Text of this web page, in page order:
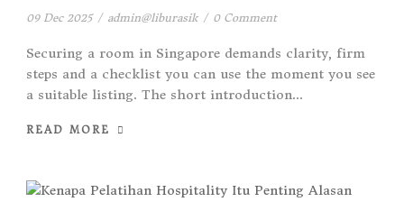
09 Dec 2025 / admin@liburasik / 0 Comment
Securing a room in Singapore demands clarity, firm
steps and a checklist you can use the moment you see
a suitable listing. The short introduction...
READ MORE